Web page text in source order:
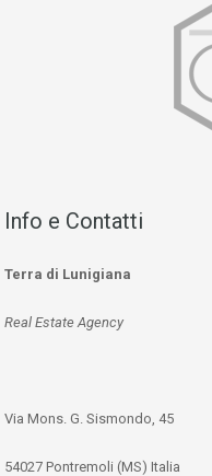
Info e Contatti
Terra di Lunigiana
Real Estate Agency
Via Mons. G. Sismondo, 45
54027 Pontremoli (MS) Italia